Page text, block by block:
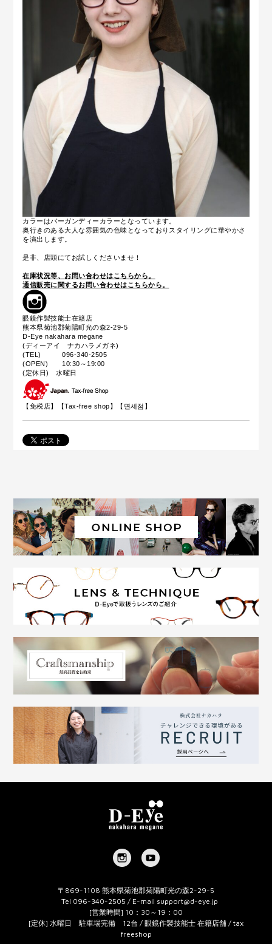
カラーはバーガンディーカラーとなっています。
奥行きのある大人な雰囲気の色味となっておりスタイリングに華やかさ
を演出します。
是非、店頭にてお試しくださいませ！
在庫状況等、お問い合わせはこちらから。
通信販売に関するお問い合わせはこちらから。
眼鏡作製技能士在籍店
熊本県菊池郡菊陽町光の森2-29-5
D-Eye nakahara megane
(ディーアイ ナカハラメガネ)
(TEL) 096-340-2505
(OPEN) 10:30～19:00
(定休日) 水曜日
【免税店】【Tax-free shop】【면세점】
〒869-1108 熊本県菊池郡菊陽町光の森2-29-5
Tel 096-340-2505 / E-mail support@d-eye.jp
[営業時間] 10：30～19：00
[定休] 水曜日 駐車場完備 12台 / 眼鏡作製技能士 在籍店舗 / tax
freeshop